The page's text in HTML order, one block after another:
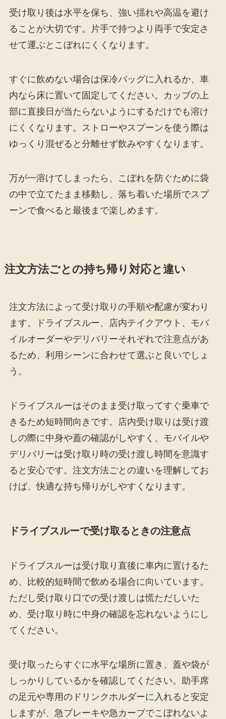
受け取り後は水平を保ち、強い揺れや高温を避け
ることが大切です。片手で持つより両手で安定さ
せて運ぶとこぼれにくくなります。
すぐに飲めない場合は保冷バッグに入れるか、車
内なら床に置いて固定してください。カップの上
部に直接日が当たらないようにするだけでも溶け
にくくなります。ストローやスプーンを使う際は
ゆっくり混ぜると分離せず飲みやすくなります。
万が一溶けてしまったら、こぼれを防ぐために袋
の中で立てたまま移動し、落ち着いた場所でスプ
ーンで食べると最後まで楽しめます。
注文方法ごとの持ち帰り対応と違い
注文方法によって受け取りの手順や配慮が変わり
ます。ドライブスルー、店内テイクアウト、モバ
イルオーダーやデリバリーそれぞれで注意点があ
るため、利用シーンに合わせて選ぶと良いでしょ
う。
ドライブスルーはそのまま受け取ってすぐ乗車で
きるため短時間向きです。店内受け取りは受け渡
しの際に中身や蓋の確認がしやすく、モバイルや
デリバリーは受け取り時の受け渡し時間を意識す
ると安心です。注文方法ごとの違いを理解してお
けば、快適な持ち帰りがしやすくなります。
ドライブスルーで受け取るときの注意点
ドライブスルーは受け取り直後に車内に置けるた
め、比較的短時間で飲める場合に向いています。
ただし受け取り口での受け渡しは慌ただしいた
め、受け取り時に中身の確認を忘れないようにし
てください。
受け取ったらすぐに水平な場所に置き、蓋や袋が
しっかりしているかを確認してください。助手席
の足元や専用のドリンクホルダーに入れると安定
しますが、急ブレーキや急カーブでこぼれないよ